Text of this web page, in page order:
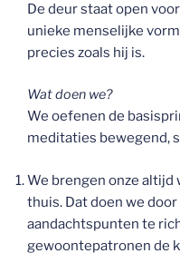
De deur staat open
unieke menselijke
precies zoals hij is.
Wat doen we?
We oefenen de
meditaties bewegend,
We brengen onze altijd
thuis. Dat doen we
aandachtspunten te
gewoontepatronen de